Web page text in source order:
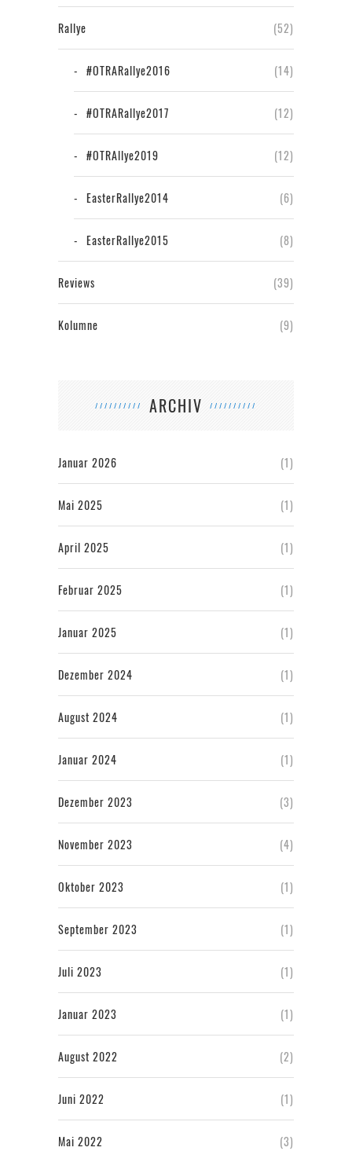
Rallye (52)
#OTRARallye2016 (14)
#OTRARallye2017 (12)
#OTRAllye2019 (12)
EasterRallye2014 (6)
EasterRallye2015 (8)
Reviews (39)
Kolumne (9)
ARCHIV
Januar 2026 (1)
Mai 2025 (1)
April 2025 (1)
Februar 2025 (1)
Januar 2025 (1)
Dezember 2024 (1)
August 2024 (1)
Januar 2024 (1)
Dezember 2023 (3)
November 2023 (4)
Oktober 2023 (1)
September 2023 (1)
Juli 2023 (1)
Januar 2023 (1)
August 2022 (2)
Juni 2022 (1)
Mai 2022 (3)